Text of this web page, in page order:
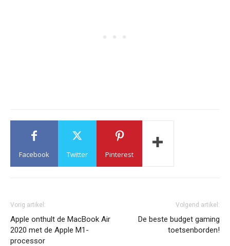
Facebook Twitter Pinterest
Vorig artikel:
Apple onthult de MacBook Air
2020 met de Apple M1-
processor
Volgend artikel:
De beste budget gaming
toetsenborden!